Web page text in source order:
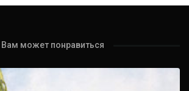
Вам может понравиться